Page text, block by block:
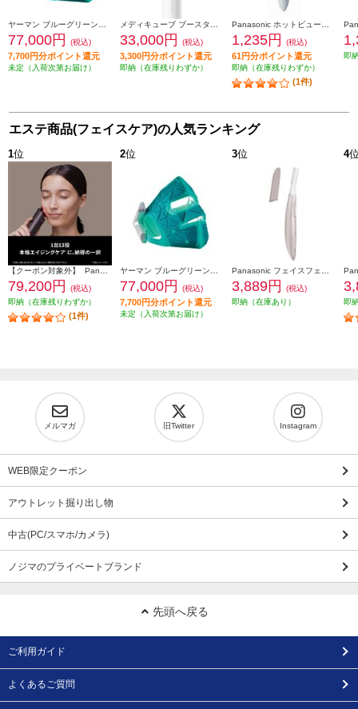
77,000円 (税込)
7,700円分ポイント還元
未定（入荷次第お届け）
33,000円 (税込)
3,300円分ポイント還元
即納（在庫残りわずか）
1,235円 (税込)
61円分ポイント還元
即納（在庫残りわずか）
(1件)
即
エステ商品(フェイスケア)の人気ランキング
1位
79,200円
(税込)
即納（在庫残りわずか）
(1件)
2位
77,000円 (税込)
7,700円分ポイント還元
未定（入荷次第お届け）
3位
3,889円
(税込)
即納（在庫あり）
4
即
メルマガ 旧Twitter Instagram
WEB限定クーポン
アウトレット掘り出し物
中古(PC/スマホ/カメラ)
ノジマのプライベートブランド
先頭へ戻る
ご利用ガイド
よくあるご質問